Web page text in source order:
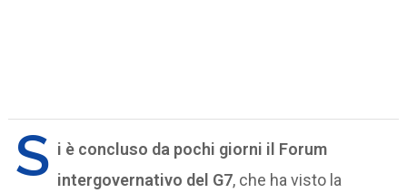
S i è concluso da pochi giorni il Forum
intergovernativo del G7, che ha visto la